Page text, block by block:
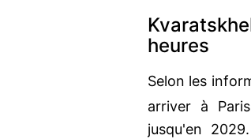
heures
Selon les
arriver à
jusqu'en